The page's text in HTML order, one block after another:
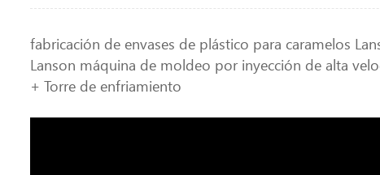
fabricación de envases de plástico para caramelos
Lanson máquina de moldeo por inyección de alta
+ Torre de enfriamiento